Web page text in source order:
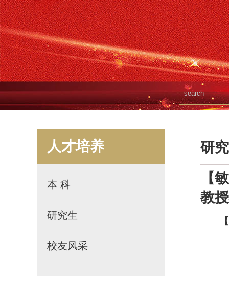
人才培养
本 科
研究生
校友风采
研
【
教